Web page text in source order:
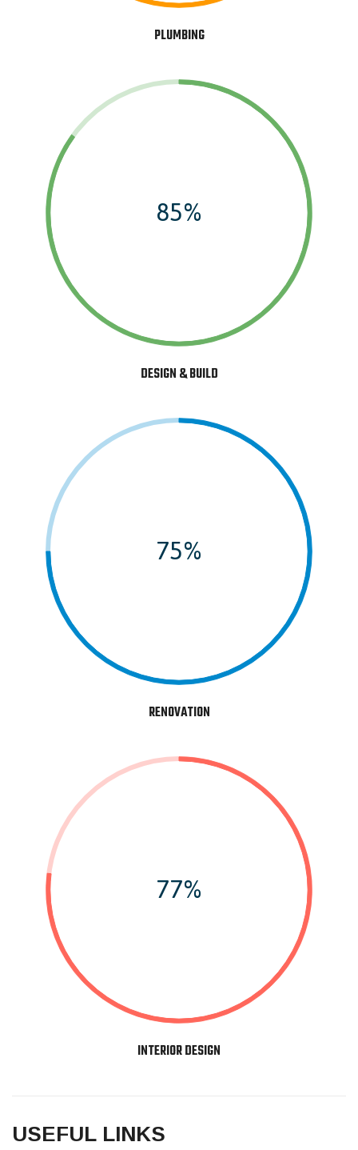
PLUMBING
85%
DESIGN & BUILD
75%
RENOVATION
77%
INTERIOR DESIGN
USEFUL LINKS